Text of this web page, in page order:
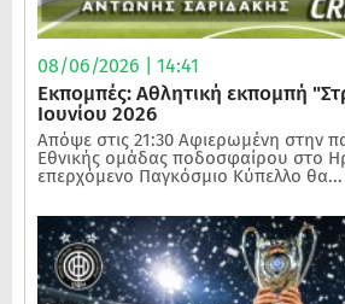
08/06/2026 | 14:41
Εκπομπές: Αθλητική εκπομπή
Ιουνίου 2026
Απόψε στις 21:30 Αφιερωμένη στην
Εθνικής ομάδας ποδοσφαίρου στο
επερχόμενο Παγκόσμιο Κύπελλο θα...